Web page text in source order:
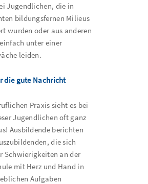
Jugendlichen, die in
bildungsfernen Milieus
wurden oder aus anderen
unter einer
leiden.
die gute Nachricht
Praxis sieht es bei
Jugendlichen oft ganz
Ausbildende berichten
die sich
Schwierigkeiten an der
mit Herz und Hand in
Aufgaben